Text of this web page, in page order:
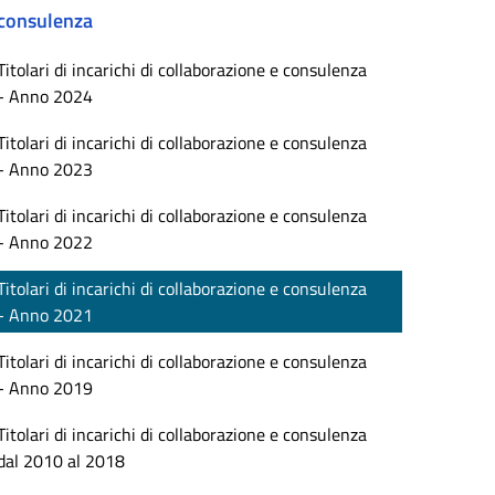
di incarichi di collaborazione e consulenza
Anno 2024
di incarichi di collaborazione e consulenza
Anno 2023
di incarichi di collaborazione e consulenza
Anno 2022
di incarichi di collaborazione e consulenza
Anno 2021
di incarichi di collaborazione e consulenza
Anno 2019
di incarichi di collaborazione e consulenza
2010 al 2018